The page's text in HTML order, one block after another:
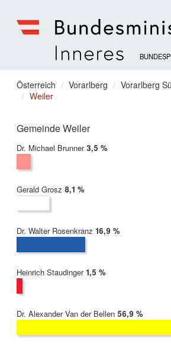
für
Inneres
Sie
befinden
hier:
Österreich Vorarlberg Vorarlberg
Weiler
Gemeinde Weiler
Dr. Michael Brunner 2022:
3,5 %
Gerald Grosz 2022:
8,1 %
Dr. Walter Rosenkranz 2022:
16,9 %
Heinrich Staudinger 2022:
1,5 %
Dr. Alexander Van der Bellen 2022:
56,9 %